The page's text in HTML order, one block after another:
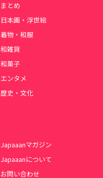
まとめ
日本画・浮世絵
着物・和服
和雑貨
和菓子
エンタメ
歴史・文化
Japaaanマガジン
Japaaanについて
お問い合わせ